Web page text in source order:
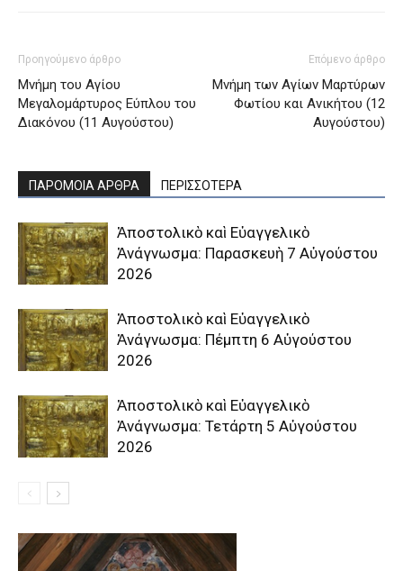
Προηγούμενο άρθρο
Μνήμη του Aγίου
Mεγαλομάρτυρος Eύπλου του
Διακόνου (11 Αυγούστου)
Επόμενο άρθρο
Μνήμη των Aγίων Mαρτύρων
Φωτίου και Aνικήτου (12
Αυγούστου)
ΠΑΡΟΜΟΙΑ ΑΡΘΡΑ ΠΕΡΙΣΣΟΤΕΡΑ
Ἀποστολικὸ καὶ Εὐαγγελικὸ
Ἀνάγνωσμα: Παρασκευὴ 7 Αὐγούστου
2026
Ἀποστολικὸ καὶ Εὐαγγελικὸ
Ἀνάγνωσμα: Πέμπτη 6 Αὐγούστου
2026
Ἀποστολικὸ καὶ Εὐαγγελικὸ
Ἀνάγνωσμα: Τετάρτη 5 Αὐγούστου
2026